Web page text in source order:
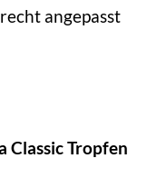
angepasst
Classic Tropfen